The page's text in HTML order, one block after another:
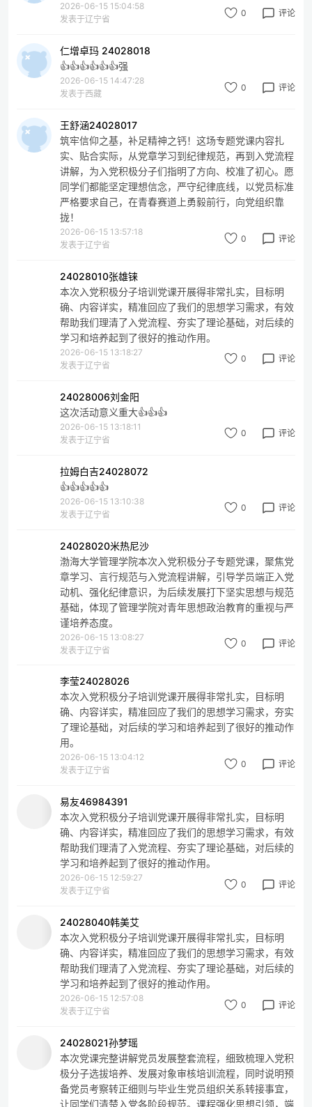
2026-06-15 15:04:58
发表于辽宁省
0 评论
仁增卓玛 24028018
👍👍👍👍👍👍强
2026-06-15 14:47:28
发表于西藏
0 评论
王舒涵24028017
筑牢信仰之基，补足精神之钙！这场专题党课内容扎
实、贴合实际，从党章学习到纪律规范，再到入党流程
讲解，为入党积极分子们指明了方向、校准了初心。愿
同学们都能坚定理想信念，严守纪律底线，以党员标准
严格要求自己，在青春赛道上勇毅前行，向党组织靠
拢！
2026-06-15 13:57:18
发表于辽宁省
0 评论
24028010张雄铼
本次入党积极分子培训党课开展得非常扎实，目标明
确、内容详实，精准回应了我们的思想学习需求，有效
帮助我们理清了入党流程、夯实了理论基础，对后续的
学习和培养起到了很好的推动作用。
2026-06-15 13:18:27
发表于辽宁省
0 评论
24028006刘金阳
这次活动意义重大👍👍👍
2026-06-15 13:18:11
发表于辽宁省
0 评论
拉姆白吉24028072
👍👍👍👍👍
2026-06-15 13:10:38
发表于辽宁省
0 评论
24028020米热尼沙
渤海大学管理学院本次入党积极分子专题党课，聚焦党
章学习、言行规范与入党流程讲解，引导学员端正入党
动机、强化纪律意识，为后续发展打下坚实思想与规范
基础，体现了管理学院对青年思想政治教育的重视与严
谨培养态度。
2026-06-15 13:08:27
发表于辽宁省
0 评论
李莹24028026
本次入党积极分子培训党课开展得非常扎实，目标明
确、内容详实，精准回应了我们的思想学习需求，夯实
了理论基础，对后续的学习和培养起到了很好的推动作
用。
2026-06-15 13:04:12
发表于辽宁省
0 评论
易友46984391
本次入党积极分子培训党课开展得非常扎实，目标明
确、内容详实，精准回应了我们的思想学习需求，有效
帮助我们理清了入党流程、夯实了理论基础，对后续的
学习和培养起到了很好的推动作用。
2026-06-15 12:59:27
发表于辽宁省
0 评论
24028040韩美艾
本次入党积极分子培训党课开展得非常扎实，目标明
确、内容详实，精准回应了我们的思想学习需求，有效
帮助我们理清了入党流程、夯实了理论基础，对后续的
学习和培养起到了很好的推动作用。
2026-06-15 12:57:08
发表于辽宁省
0 评论
24028021孙梦瑶
本次党课完整讲解党员发展整套流程，细致梳理入党积
极分子选拔培养、发展对象审核培训流程，同时说明预
备党员考察转正细则与毕业生党员组织关系转接事宜，
让同学们清楚入党各阶段规范。课程强化思想引领，端